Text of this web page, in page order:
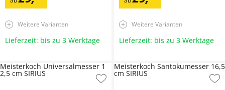
Weitere Varianten
Lieferzeit: bis zu 3 Werktage
Weitere Varianten
Lieferzeit: bis zu 3 Werktage
Meisterkoch Universalmesser 1
2,5 cm SIRIUS
Meisterkoch Santokumesser 16,5
cm SIRIUS